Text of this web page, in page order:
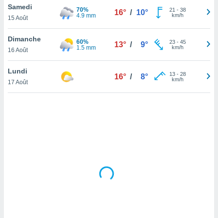
en
de
Samedi
15 Août
70%
4.9 mm
16° / 10° 21 - 38
km/h
Dimanche
16 Août
60%
1.5 mm
13° / 9° 23- 45
km/h
Lundi
17 Août
16° / 8° 13- 28
km/h